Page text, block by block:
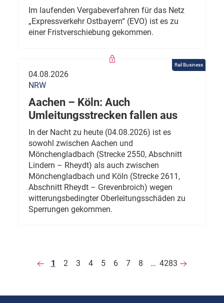
Im laufenden Vergabeverfahren für das Netz
„Expressverkehr Ostbayern“ (EVO) ist es zu
einer Fristverschiebung gekommen.
Rail Business
04.08.2026
NRW
Aachen – Köln: Auch
Umleitungsstrecken fallen aus
In der Nacht zu heute (04.08.2026) ist es
sowohl zwischen Aachen und
Mönchengladbach (Strecke 2550, Abschnitt
Lindern – Rheydt) als auch zwischen
Mönchengladbach und Köln (Strecke 2611,
Abschnitt Rheydt – Grevenbroich) wegen
witterungsbedingter Oberleitungsschäden zu
Sperrungen gekommen.
1 2 3 4 5 6 7 8 … 4283